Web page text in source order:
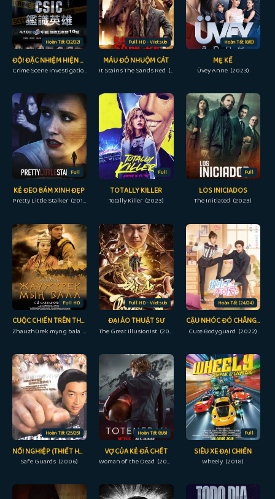
Hoàn Tất (32/32)
ĐỘI ĐẶC NHIỆM HIỆN TRƯỜNG
Crime Scene Investigation Center (2015)
Full HD - Vietsub
MÁU ĐỎ NHUỘM CÁT
It Stains The Sands Red (2017)
Hoàn Tất (8/8)
MẸ KẾ
Üvey Anne (2023)
Full
KẺ ĐEO BÁM XINH ĐẸP
Pretty Little Stalker (2018)
Full
TOTALLY KILLER
Totally Killer (2023)
Full
LOS INICIADOS
The Initiated (2023)
Full HD
CUỘC CHIẾN TRÊN THẢO NGUYÊN
Zhauzhürek myng bala (2012)
Full HD - Vietsub
ĐẠI ẢO THUẬT SƯ
The Great Illusionist (2020)
Hoàn Tất (24/24)
CẬU NHÓC ĐÓ CHẲNG ĐÁNG YÊU
Cute Bodyguard (2022)
Hoàn Tất (25/25)
NỐI NGHIỆP (THIẾT HUYẾT BẢO TIÊU)
Safe Guards (2006)
Hoàn Tất (6/6)
VỢ CỦA KẺ ĐÃ CHẾT
Woman of the Dead (2022)
Full
SIÊU XE ĐẠI CHIẾN
Wheely (2018)